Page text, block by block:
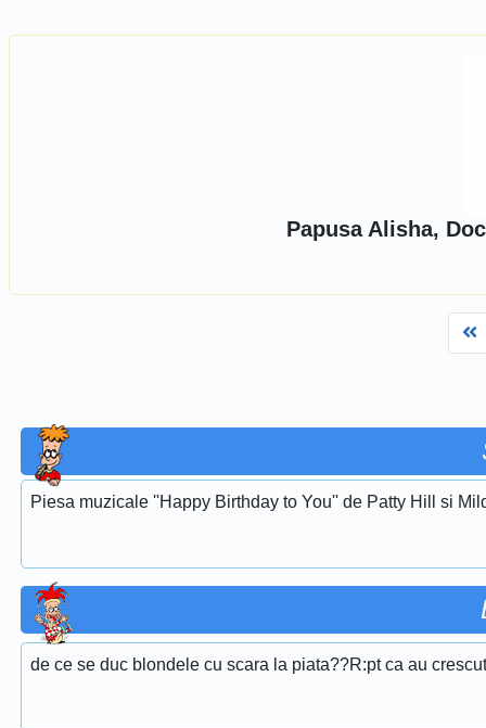
Papusa Alisha,
Piesa muzicale ''Happy Birthday to You'' de Patty Hill si
de ce se duc blondele cu scara la piata??R:pt ca au